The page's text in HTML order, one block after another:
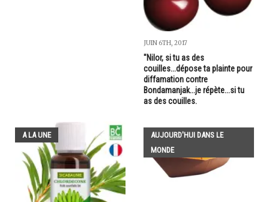
JUIN 6TH, 2017
"Nilor, si tu as des
couilles...dépose ta plainte pour
diffamation contre
Bondamanjak...je répète...si tu
as des couilles.
A LA UNE
AUJOURD'HUI DANS LE
MONDE